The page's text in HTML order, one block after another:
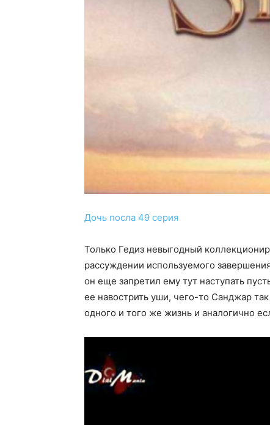
Дочь посла 49 серия
Только Гедиз невыгодный
рассуждении используемого
он еще запретил ему тут наступать
ее навострить уши, чего-то Санджар
одного и того же жизнь и аналогично